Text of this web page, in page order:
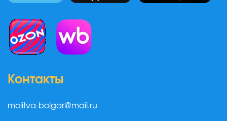
Контакты
molitva-bolgar@mail.ru